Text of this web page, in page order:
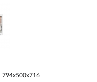
794x500x716